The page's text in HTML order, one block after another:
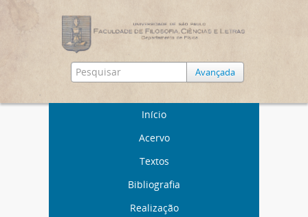
Avançada
Início
Acervo
Textos
Bibliografia
Realização